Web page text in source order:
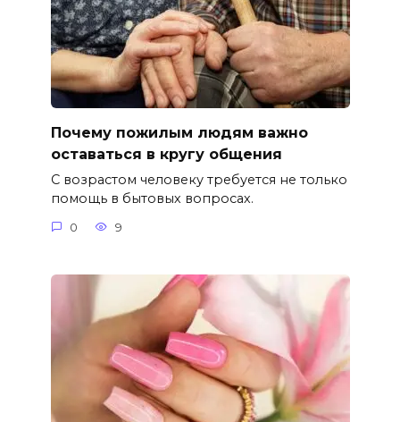
Почему пожилым людям важно
оставаться в кругу общения
С возрастом человеку требуется не только
помощь в бытовых вопросах.
0 9